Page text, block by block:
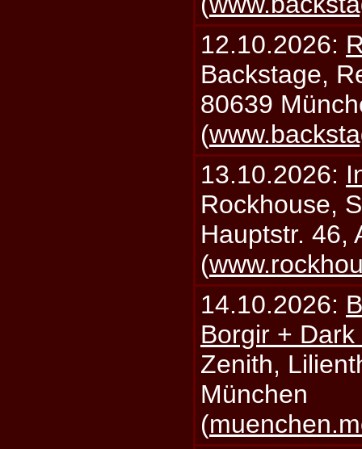
12.10.2026:
Backstage,
80639
(
13.10.2026:
Rockhouse,
Hauptstr. 46,
(
14.10.2026:
Borgir +
Zenith,
München
(